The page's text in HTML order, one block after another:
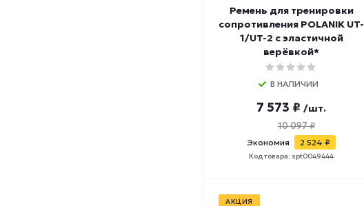
Ремень для тренировки
сопротивления POLANIK UT-
1/UT-2 с эластичной
верёвкой*
В НАЛИЧИИ
7 573 ₽ /шт.
10 097 ₽
Экономия 2 524 ₽
Код товара: spt0049444
АКЦИЯ